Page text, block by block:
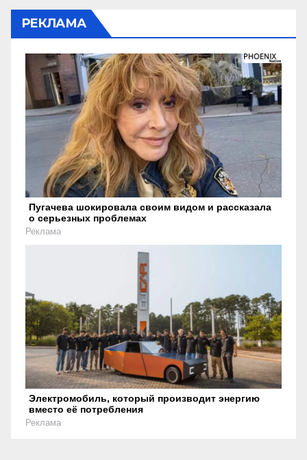
РЕКЛАМА
Пугачева шокировала своим видом и рассказала
о серьезных проблемах
Реклама
Электромобиль, который производит энергию
вместо её потребления
Реклама